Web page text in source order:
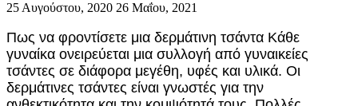
25 Αυγούστου, 2020 26 Μαΐου, 2021
Πως να φροντίσετε μια δερμάτινη τσάντα Κάθε
γυναίκα ονειρεύεται μια συλλογή από γυναικείες
τσάντες σε διάφορα μεγέθη, υφές και υλικά. Οι
δερμάτινες τσάντες είναι γνωστές για την